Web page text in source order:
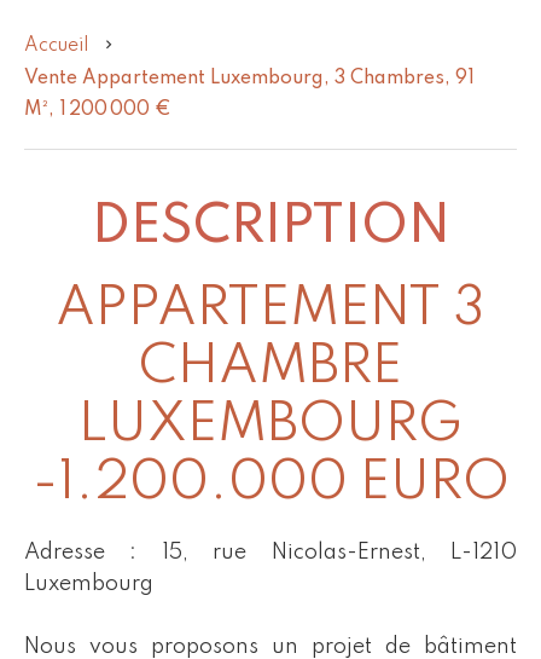
Accueil
Vente Appartement Luxembourg, 3 Chambres, 91
M², 1 200 000 €
DESCRIPTION
APPARTEMENT 3
CHAMBRE
LUXEMBOURG
-1.200.000 EURO
Adresse : 15, rue Nicolas-Ernest, L-1210
Luxembourg
Nous vous proposons un projet de bâtiment